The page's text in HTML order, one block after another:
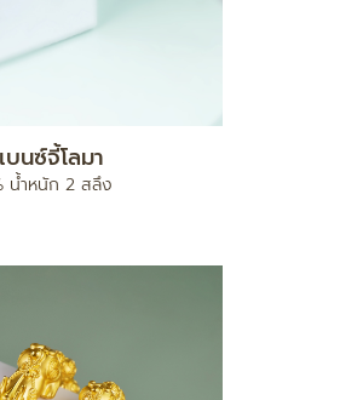
นซ์จี้โลมา
น้ำหนัก 2 สลึง